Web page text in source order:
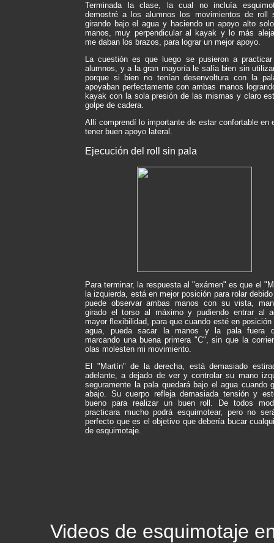
Terminada la clase, la cual no incluía
demostré a los alumnos los movimientos de roll
girando bajo el agua y haciendo un apoyo alto
manos, muy perpendicular al kayak y lo más
me daban los brazos, para lograr un mejor apoyo.
La cuestión es que luego se pusieron a practicar
alumnos, y a la gran mayoría le salía bien sin
porque si bien no tenían desenvoltura con la
apoyaban perfectamente con ambas manos
kayak con la sola presión de las mismas y claro
golpe de cadera.
Allí comprendí lo importante de estar confortable en
tener buen apoyo lateral.
Ejecución del roll sin pala
Para terminar, la respuesta al "exámen" es que el
la izquierda, está en mejor posición para rolar
puede observar ambas manos con su vista,
girado el torso al máximo y pudiendo entrar al
mayor flexibilidad, para que cuando esté en posición
agua, pueda sacar la manos y la pala fuera
marcando una buena primera "C", sin que la
olas molesten mi movimiento.
El "Martín" de la derecha, está demasiado
adelante, a dejado de ver y controlar su mano
seguramente la pala quedará bajo el agua cuando
abajo. Su cuerpo refleja demasiada tensión y
bueno para realizar un buen roll. De todos
practicara mucho podrá esquimotear, pero no
perfecto que es el objetivo que debería bucar
de esquimotaje.
Videos de esquimotaje